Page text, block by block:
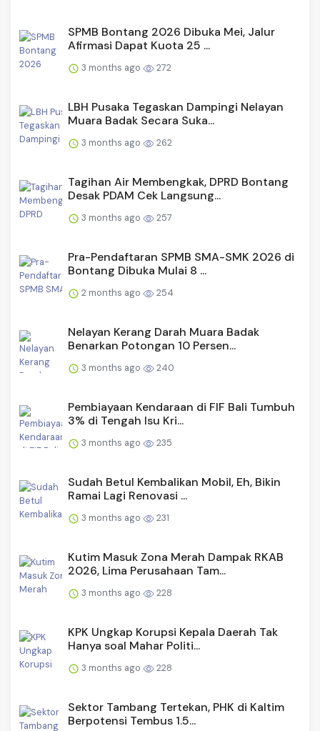
SPMB Bontang 2026 Dibuka Mei, Jalur
Afirmasi Dapat Kuota 25 ...
3 months ago 272
LBH Pusaka Tegaskan Dampingi Nelayan
Muara Badak Secara Suka...
3 months ago 262
Tagihan Air Membengkak, DPRD Bontang
Desak PDAM Cek Langsung...
3 months ago 257
Pra-Pendaftaran SPMB SMA-SMK 2026 di
Bontang Dibuka Mulai 8 ...
2 months ago 254
Nelayan Kerang Darah Muara Badak
Benarkan Potongan 10 Persen...
3 months ago 240
Pembiayaan Kendaraan di FIF Bali Tumbuh
3% di Tengah Isu Kri...
3 months ago 235
Sudah Betul Kembalikan Mobil, Eh, Bikin
Ramai Lagi Renovasi ...
3 months ago 231
Kutim Masuk Zona Merah Dampak RKAB
2026, Lima Perusahaan Tam...
3 months ago 228
KPK Ungkap Korupsi Kepala Daerah Tak
Hanya soal Mahar Politi...
3 months ago 228
Sektor Tambang Tertekan, PHK di Kaltim
Berpotensi Tembus 1.5...